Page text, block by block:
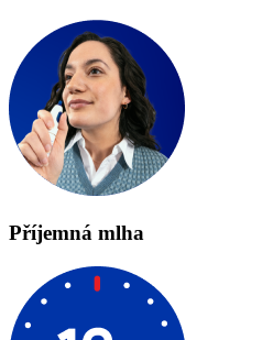
Příjemná mlha